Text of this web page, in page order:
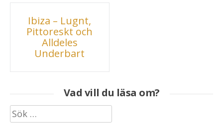
Inläggsnavigering
Ibiza – Lugnt,
Pittoreskt och
Alldeles
Underbart
Vad vill du läsa om?
Sök
efter: